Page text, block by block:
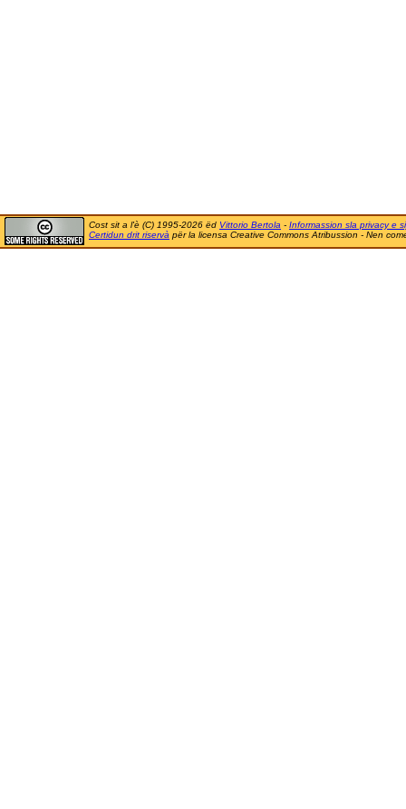
Cost sit a l'è (C) 1995-2026 ëd Vittorio Bertola - Informassion sla privacy e
Certidun drit riservà për la licensa Creative Commons Atribussion - Nen